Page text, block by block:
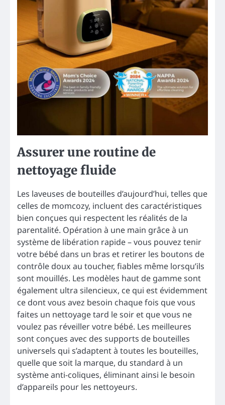
Assurer une routine de
nettoyage fluide
Les laveuses de bouteilles d’aujourd’hui, telles que
celles de momcozy, incluent des caractéristiques
bien conçues qui respectent les réalités de la
parentalité. Opération à une main grâce à un
système de libération rapide – vous pouvez tenir
votre bébé dans un bras et retirer les boutons de
contrôle doux au toucher, fiables même lorsqu’ils
sont mouillés. Les modèles haut de gamme sont
également ultra silencieux, ce qui est évidemment
ce dont vous avez besoin chaque fois que vous
faites un nettoyage tard le soir et que vous ne
voulez pas réveiller votre bébé. Les meilleures
sont conçues avec des supports de bouteilles
universels qui s’adaptent à toutes les bouteilles,
quelle que soit la marque, du standard à un
système anti-coliques, éliminant ainsi le besoin
d’appareils pour les nettoyeurs.